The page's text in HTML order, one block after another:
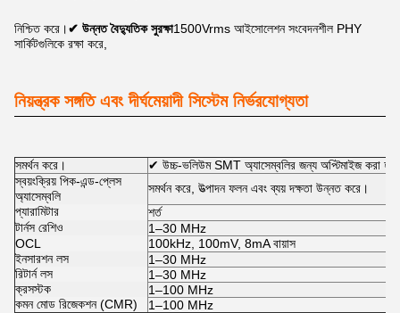
নিশ্চিত করে।✔ উন্নত বৈদ্যুতিক সুরক্ষা1500Vrms আইসোলেশন সংবেদনশীল PHY
সার্কিটগুলিকে রক্ষা করে,
নিয়ন্ত্রক সঙ্গতি এবং দীর্ঘমেয়াদী সিস্টেম নির্ভরযোগ্যতা
সমর্থন করে।
✔ উচ্চ-ভলিউম SMT অ্যাসেম্বলির জন্য অপ্টিমাইজ করা
স্বয়ংক্রিয় পিক-এন্ড-প্লেস
অ্যাসেম্বলি
সমর্থন করে, উত্পাদন ফলন এবং ব্যয় দক্ষতা উন্নত করে।
প্যারামিটার
শর্ত
টার্নস রেশিও
1–30 MHz
OCL
100kHz, 100mV, 8mA বায়াস
ইনসারশন লস
1–30 MHz
রিটার্ন লস
1–30 MHz
ক্রসস্টক
1–100 MHz
কমন মোড রিজেকশন (CMR)
1–100 MHz